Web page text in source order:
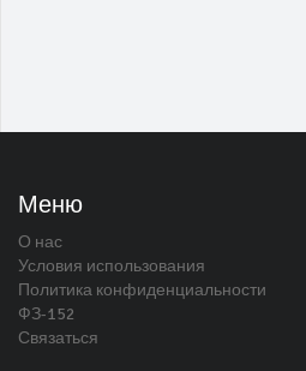
Меню
О нас
Условия использования
Политика конфиденциальности
ФЗ-152
Связаться